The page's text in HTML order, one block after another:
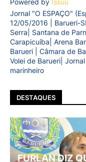
Powered by Issuu
Jornal "O ESPAÇO"
12/05/2016 | Barueri-
Serra| Santana de
Carapicuíba| Arena
Barueri | Câmara de
Volei de Barueri|
marinheiro
DESTAQUES
FURLAN DIZ